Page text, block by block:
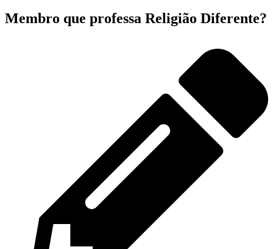
Membro que professa Religião Diferente?